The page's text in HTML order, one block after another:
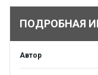
ПОДРОБНАЯ
Автор